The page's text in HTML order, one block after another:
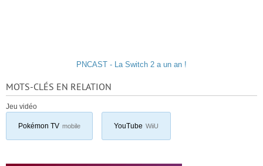
PNCAST - La Switch 2 a un an !
MOTS-CLÉS EN RELATION
Jeu vidéo
Pokémon TV mobile YouTube WiiU